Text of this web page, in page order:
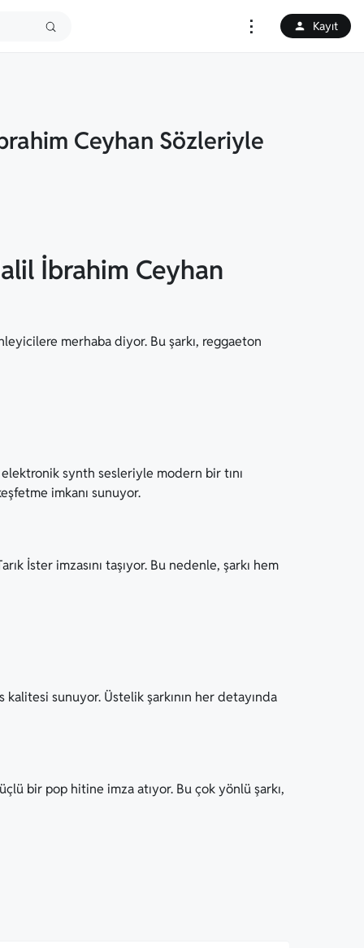
⋮ Kayıt
Ceyhan Sözleriyle
İbrahim Ceyhan
merhaba diyor. Bu şarkı, reggaeton
synth sesleriyle modern bir tını
imkanı sunuyor.
İster imzasını taşıyor. Bu nedenle, şarkı hem
sunuyor. Üstelik şarkının her detayında
bir pop hitine imza atıyor. Bu çok yönlü şarkı,